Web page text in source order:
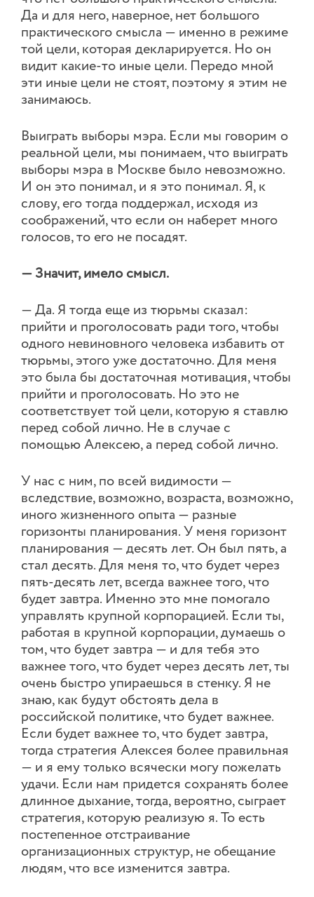
Да и для него, наверное, нет большого
практического смысла — именно в режиме
той цели, которая декларируется. Но он
видит какие-то иные цели. Передо мной
эти иные цели не стоят, поэтому я этим не
занимаюсь.
Выиграть выборы мэра. Если мы говорим о
реальной цели, мы понимаем, что выиграть
выборы мэра в Москве было невозможно.
И он это понимал, и я это понимал. Я, к
слову, его тогда поддержал, исходя из
соображений, что если он наберет много
голосов, то его не посадят.
— Значит, имело смысл.
— Да. Я тогда еще из тюрьмы сказал:
прийти и проголосовать ради того, чтобы
одного невиновного человека избавить от
тюрьмы, этого уже достаточно. Для меня
это была бы достаточная мотивация, чтобы
прийти и проголосовать. Но это не
соответствует той цели, которую я ставлю
перед собой лично. Не в случае с
помощью Алексею, а перед собой лично.
У нас с ним, по всей видимости —
вследствие, возможно, возраста, возможно,
иного жизненного опыта — разные
горизонты планирования. У меня горизонт
планирования — десять лет. Он был пять, а
стал десять. Для меня то, что будет через
пять-десять лет, всегда важнее того, что
будет завтра. Именно это мне помогало
управлять крупной корпорацией. Если ты,
работая в крупной корпорации, думаешь о
том, что будет завтра — и для тебя это
важнее того, что будет через десять лет, ты
очень быстро упираешься в стенку. Я не
знаю, как будут обстоять дела в
российской политике, что будет важнее.
Если будет важнее то, что будет завтра,
тогда стратегия Алексея более правильная
— и я ему только всячески могу пожелать
удачи. Если нам придется сохранять более
длинное дыхание, тогда, вероятно, сыграет
стратегия, которую реализую я. То есть
постепенное отстраивание
организационных структур, не обещание
людям, что все изменится завтра.